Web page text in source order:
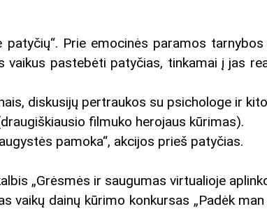
Prie emocinės paramos tarnybos
pastebėti patyčias, tinkamai į jas
diskusijų pertraukos su psichologe ir
filmuko herojaus kūrimas).
pamoka“, akcijos prieš patyčias.
„Grėsmės ir saugumas virtualioje
vaikų dainų kūrimo konkursas „Padėk